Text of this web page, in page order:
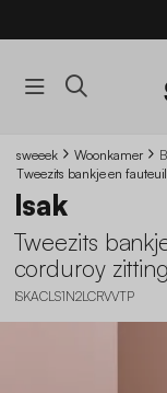
sweeek Woonkamer
Tweezits bankje en
Isak
Tweezits
corduroy zitting
ISKACLS1N2LCRVVTP